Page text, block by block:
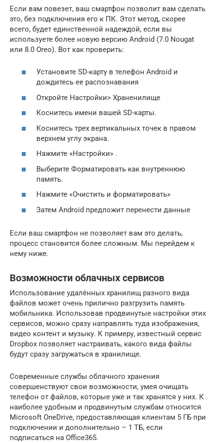
Если вам повезет, ваш смартфон позволит вам сделать
это, без подключения его к ПК. Этот метод, скорее
всего, будет единственной надеждой, если вы
используете более новую версию Android (7.0 Nougat
или 8.0 Oreo). Вот как проверить:
Установите SD-карту в телефон Android и
дождитесь ее распознавания
Откройте Настройки> Храненилище
Коснитесь имени вашей SD-карты.
Коснитесь трех вертикальных точек в правом
верхнем углу экрана.
Нажмите «Настройки» .
Выберите Форматировать как внутреннюю
память.
Нажмите «Очистить и форматировать»
Затем Android предложит перенести данные
Если ваш смартфон не позволяет вам это делать,
процесс становится более сложным. Мы перейдем к
нему ниже.
Возможности облачных сервисов
Использование удалённых хранилищ разного вида
файлов может очень прилично разгрузить память
мобильника. Использовав продвинутые настройки этих
сервисов, можно сразу направлять туда изображения,
видео контент и музыку. К примеру, известный сервис
Dropbox позволяет настраивать, какого вида файлы
будут сразу загружаться в хранилище.
Современные службы облачного хранения
совершенствуют свои возможности, умея очищать
телефон от файлов, которые уже и так хранятся у них. К
наиболее удобным и продвинутым службам относится
Microsoft OneDrive, предоставляющая клиентам 5 ГБ при
подключении и дополнительно – 1 ТБ, если
подписаться на Office365.